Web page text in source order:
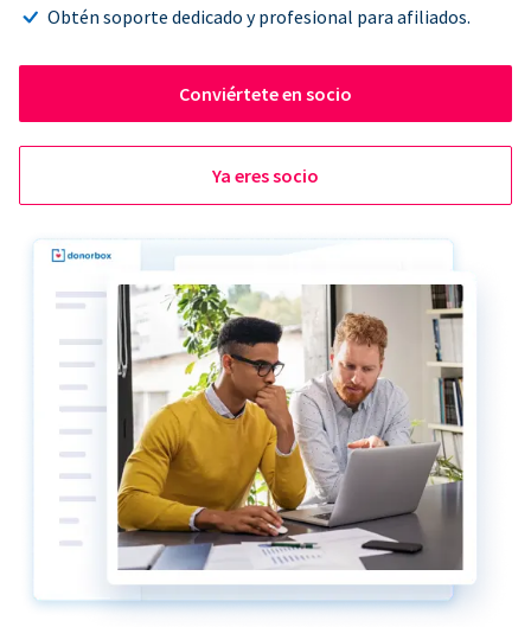
Obtén soporte dedicado y profesional para afiliados.
Conviértete en socio
Ya eres socio